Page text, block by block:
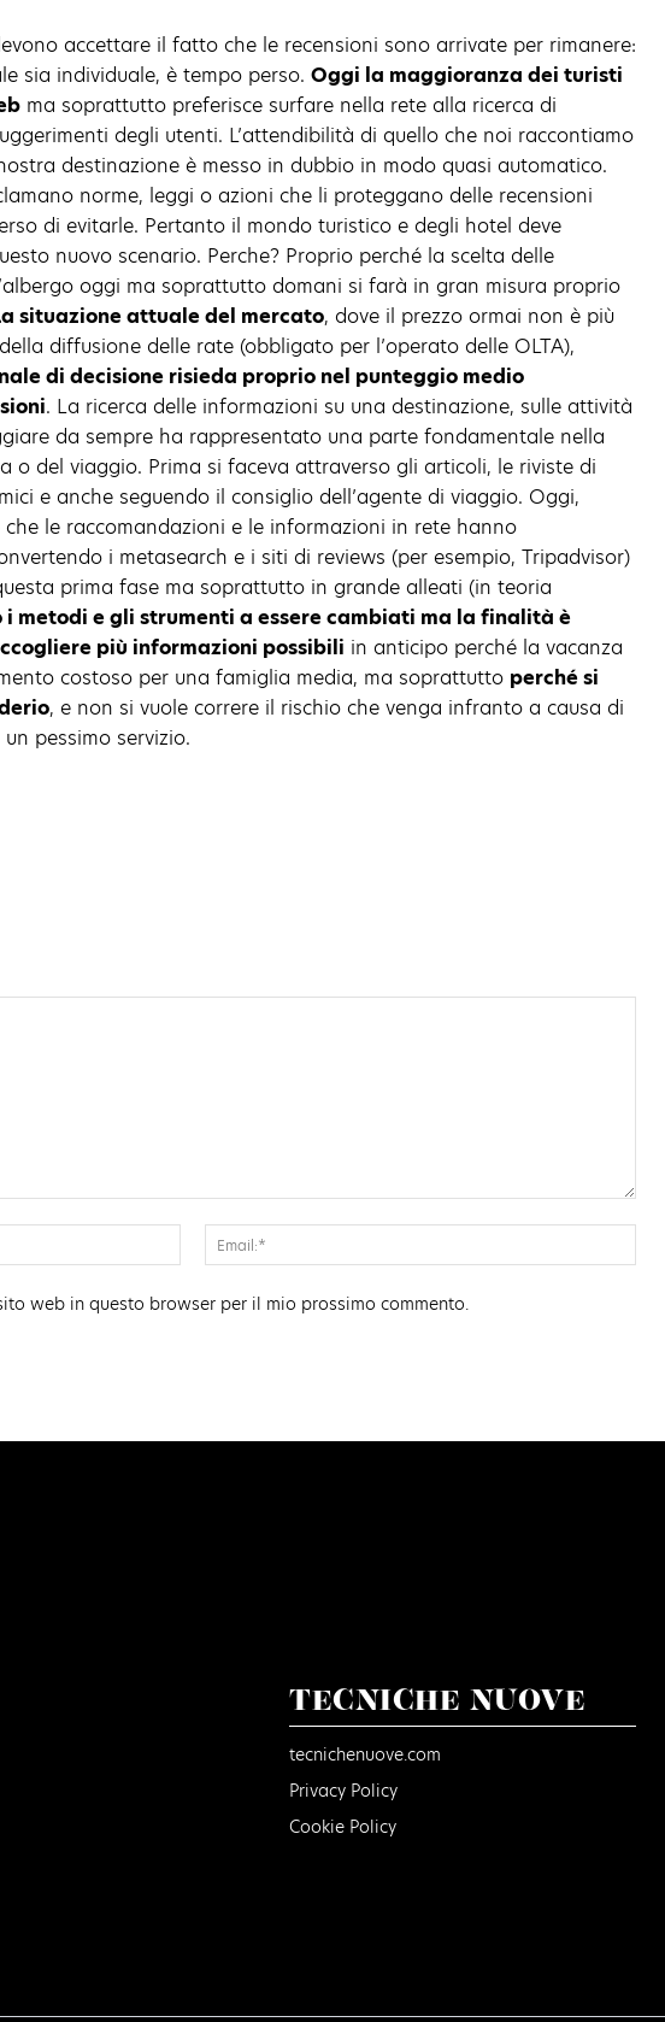
accettare il fatto che le recensioni sono arrivate per rimanere:
sia individuale, è tempo perso. Oggi la maggioranza dei turisti
ma soprattutto preferisce surfare nella rete alla ricerca di
degli utenti. L’attendibilità di quello che noi raccontiamo
destinazione è messo in dubbio in modo quasi automatico.
norme, leggi o azioni che li proteggano delle recensioni
di evitarle. Pertanto il mondo turistico e degli hotel deve
nuovo scenario. Perche? Proprio perché la scelta delle
oggi ma soprattutto domani si farà in gran misura proprio
situazione attuale del mercato, dove il prezzo ormai non è più
diffusione delle rate (obbligato per l’operato delle OLTA),
di decisione risieda proprio nel punteggio medio
. La ricerca delle informazioni su una destinazione, sulle attività
da sempre ha rappresentato una parte fondamentale nella
o del viaggio. Prima si faceva attraverso gli articoli, le riviste di
e anche seguendo il consiglio dell’agente di viaggio. Oggi,
le raccomandazioni e le informazioni in rete hanno
i metasearch e i siti di reviews (per esempio, Tripadvisor)
prima fase ma soprattutto in grande alleati (in teoria
i metodi e gli strumenti a essere cambiati ma la finalità è
più informazioni possibili in anticipo perché la vacanza
costoso per una famiglia media, ma soprattutto perché si
, e non si vuole correre il rischio che venga infranto a causa di
pessimo servizio.
Nome:*
web in questo browser per il mio prossimo commento.
TECNICHE NUOVE
tecnichenuove.com
Privacy Policy
Cookie Policy